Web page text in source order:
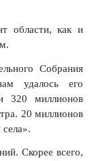
области, как и
Собрания
удалось его
320 миллионов
20 миллионов
села».
Скорее всего,